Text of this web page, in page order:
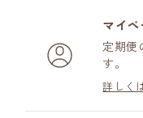
マイ
定期便
す。
詳しく